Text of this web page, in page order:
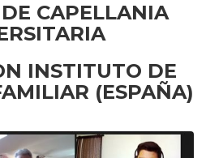
CAPELLANIA
INSTITUTO DE
(ESPAÑA)